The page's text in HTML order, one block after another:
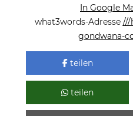
In Google
what3words-Adresse ///
gondwana-
teilen
teilen